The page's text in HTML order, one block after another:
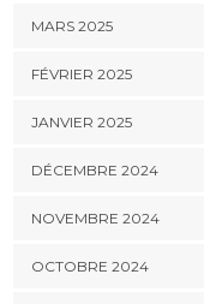
MARS 2025
FÉVRIER 2025
JANVIER 2025
DÉCEMBRE 2024
NOVEMBRE 2024
OCTOBRE 2024